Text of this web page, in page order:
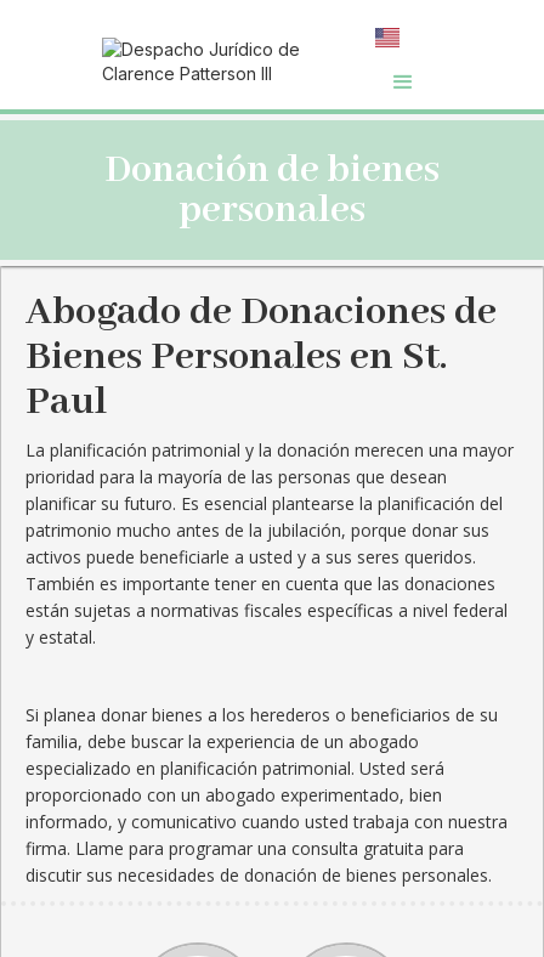
Donación de bienes
personales
Abogado de Donaciones de
Bienes Personales en St.
Paul
La planificación patrimonial y la donación merecen una mayor
prioridad para la mayoría de las personas que desean
planificar su futuro. Es esencial plantearse la planificación del
patrimonio mucho antes de la jubilación, porque donar sus
activos puede beneficiarle a usted y a sus seres queridos.
También es importante tener en cuenta que las donaciones
están sujetas a normativas fiscales específicas a nivel federal
y estatal.
Si planea donar bienes a los herederos o beneficiarios de su
familia, debe buscar la experiencia de un abogado
especializado en planificación patrimonial. Usted será
proporcionado con un abogado experimentado, bien
informado, y comunicativo cuando usted trabaja con nuestra
firma. Llame para programar una consulta gratuita para
discutir sus necesidades de donación de bienes personales.